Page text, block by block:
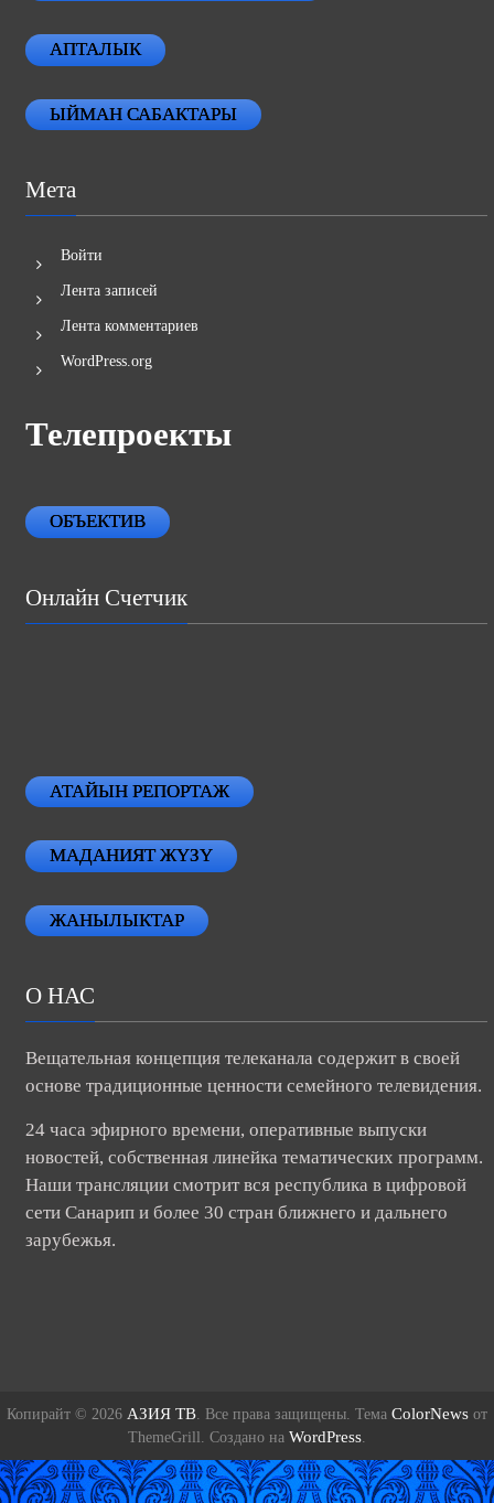
АПТАЛЫК
ЫЙМАН САБАКТАРЫ
Мета
Войти
Лента записей
Лента комментариев
WordPress.org
Телепроекты
ОБЪЕКТИВ
Онлайн Счетчик
АТАЙЫН РЕПОРТАЖ
МАДАНИЯТ ЖҮЗҮ
ЖАНЫЛЫКТАР
О НАС
Вещательная концепция телеканала содержит в своей
основе традиционные ценности семейного телевидения.
24 часа эфирного времени, оперативные выпуски
новостей, собственная линейка тематических программ.
Наши трансляции смотрит вся республика в цифровой
сети Санарип и более 30 стран ближнего и дальнего
зарубежья.
Копирайт © 2026 АЗИЯ ТВ. Все права защищены. Тема ColorNews от
ThemeGrill. Создано на WordPress.